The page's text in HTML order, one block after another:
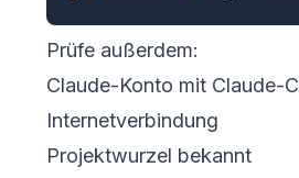
Prüfe außerdem:
Claude-Konto mit Claude-
Internetverbindung
Projektwurzel bekannt